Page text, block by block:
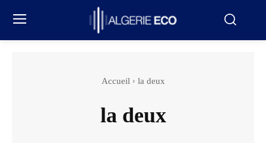
Accueil la deux
la deux